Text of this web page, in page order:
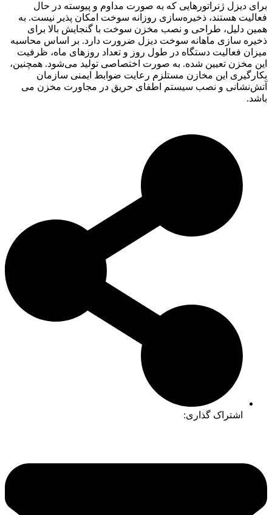
برای دیزل ژنراتورهایی که به صورت مداوم و پیوسته در حال
فعالیت هستند، ذخیره‌سازی روزانه سوخت امکان پذیر نیست. به
همین دلیل، طراحی و نصب مخزن سوخت با گنجایش بالا برای
ذخیره سازی ماهانه سوخت دیزل ضرورت دارد. بر اساس محاسبه
میزان فعالیت دستگاه در طول روز و تعداد روزهای ماه، ظرفیت
این مخزن تعیین شده. به صورت اختصاصی تولید می‌شود. همچنین،
بکارگیری این مخازن مستلزم رعایت ضوابط ایمنی سازمان
آتش‌نشانی و نصب سیستم اطفای حریق در مجاورت مخزن می
باشد.
اشتراک گذاری: